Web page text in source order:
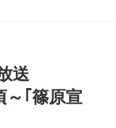
送
～｢篠原宣